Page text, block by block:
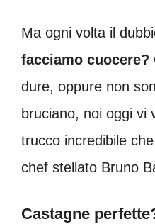
Ma ogni volta il
facciamo cuocere?
dure, oppure non
bruciano, noi oggi vi
trucco incredibile
chef stellato Bruno
Castagne